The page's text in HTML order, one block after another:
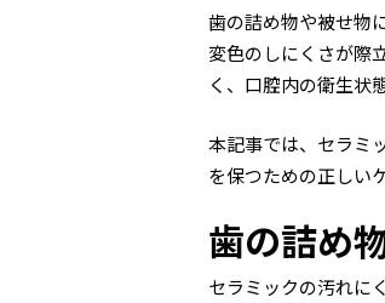
歯の詰め物や被せ物
変色のしにくさが際
く、口腔内の衛生状
本記事では、セラミ
を保つための正しい
歯の詰め
セラミックの汚れに